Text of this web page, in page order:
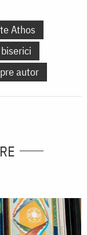
Athos
autor